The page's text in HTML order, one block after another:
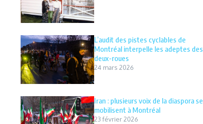
L’audit des pistes cyclables de
Montréal interpelle les adeptes des
deux-roues
24 mars 2026
Iran : plusieurs voix de la diaspora se
mobilisent à Montréal
23 février 2026